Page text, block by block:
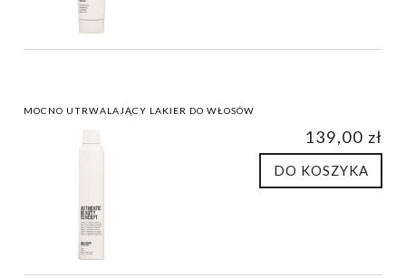
MOCNO UTRWALAJĄCY LAKIER DO WŁOSÓW
139,00 zł
DO KOSZYKA